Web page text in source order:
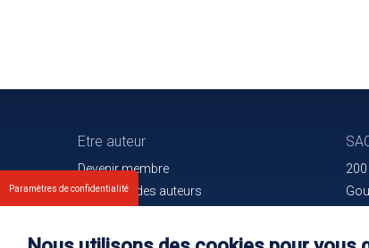
Etre auteur
Devenir membre
Les droits des auteurs
Nos membres
Paramètres de confidentialité